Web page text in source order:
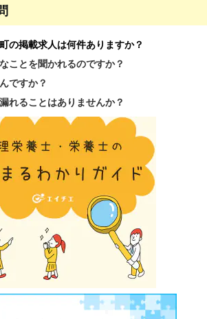
の掲載求人は何件ありますか？
ことを聞かれるのですか？
ですか？
れることはありませんか？